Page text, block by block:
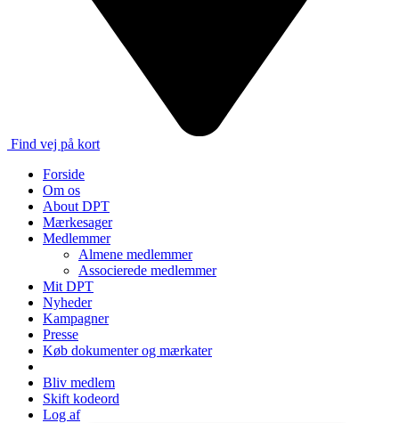
Find vej på kort
Forside
Om os
About DPT
Mærkesager
Medlemmer
Almene medlemmer
Associerede medlemmer
Mit DPT
Nyheder
Kampagner
Presse
Køb dokumenter og mærkater
Bliv medlem
Skift kodeord
Log af